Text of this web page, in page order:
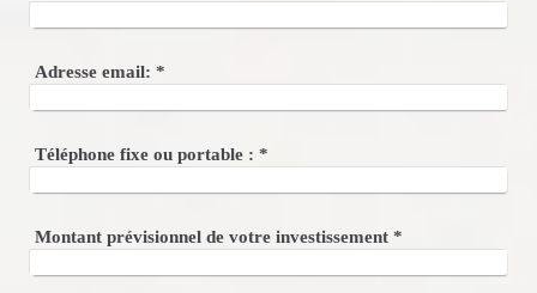
Adresse email: *
Téléphone fixe ou portable : *
Montant prévisionnel de votre investissement *